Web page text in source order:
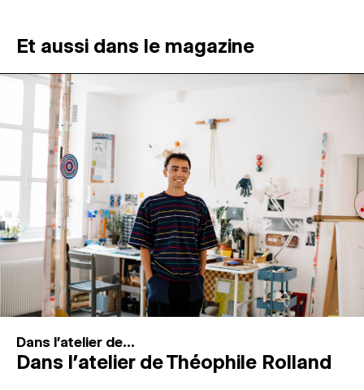
ATELIERS OUVERTS
PROGRAMMATION
MAGAZINE
ESPACES DE PRATIQUE ARTISTIQUE ↓
Recherche
Connexion
Et aussi dans le magazine
Dans l'atelier de...
Dans l’atelier de Théophile Rolland